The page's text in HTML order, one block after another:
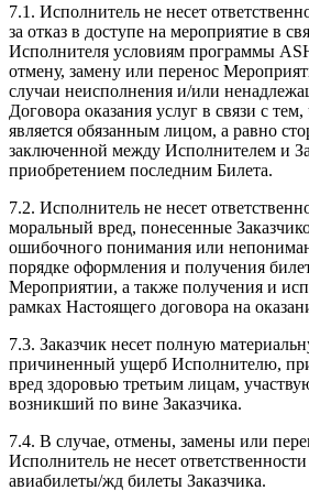
7.1. Исполнитель не несет
за отказ в доступе на мероприятие в
Исполнителя условиям программы
отмену, замену или перенос
случаи неисполнения и/или
Договора оказания услуг в связи с
является обязанным лицом, а равно
заключенной между Исполнителем и
приобретением последним Билета.
7.2. Исполнитель не несет
моральный вред, понесенные
ошибочного понимания или
порядке оформления и получения
Мероприятии, а также получения и
рамках Настоящего договора на
7.3. Заказчик несет полную
причиненный ущерб Исполнителю,
вред здоровью третьим лицам,
возникший по вине Заказчика.
7.4. В случае, отмены, замены или
Исполнитель не несет
авиабилеты/жд билеты Заказчика.